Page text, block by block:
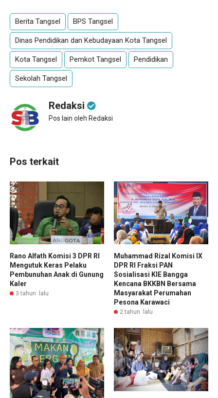
Berita Tangsel BPS Tangsel
Dinas Pendidikan dan Kebudayaan Kota Tangsel
Kota Tangsel Pemkot Tangsel Pendidikan
Sekolah Tangsel
Redaksi
Pos lain oleh Redaksi
Pos terkait
Rano Alfath Komisi 3 DPR RI
Mengutuk Keras Pelaku
Pembunuhan Anak di Gunung
Kaler
3 tahun lalu
Muhammad Rizal Komisi IX
DPR RI Fraksi PAN
Sosialisasi KIE Bangga
Kencana BKKBN Bersama
Masyarakat Perumahan
Pesona Karawaci
2 tahun lalu